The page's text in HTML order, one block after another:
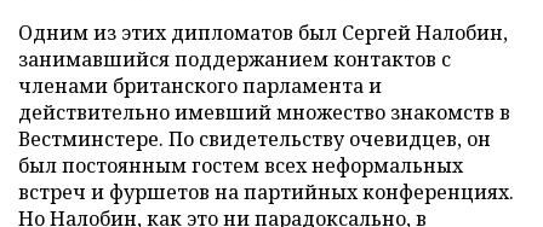
Одним из этих дипломатов был Сергей Налобин,
занимавшийся поддержанием контактов с
членами британского парламента и
действительно имевший множество знакомств в
Вестминстере. По свидетельству очевидцев, он
был постоянным гостем всех неформальных
встреч и фуршетов на партийных конференциях.
Но Налобин, как это ни парадоксально, в